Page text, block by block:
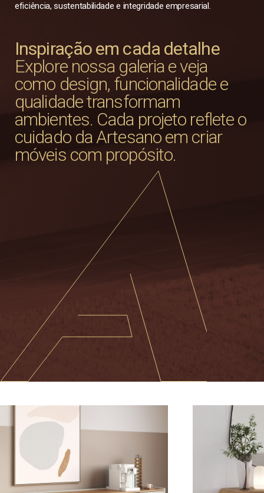
eficiência, sustentabilidade e integridade empresarial.
Inspiração em cada detalhe
Explore nossa galeria e veja
como design, funcionalidade e
qualidade transformam
ambientes. Cada projeto reflete o
cuidado da Artesano em criar
móveis com propósito.